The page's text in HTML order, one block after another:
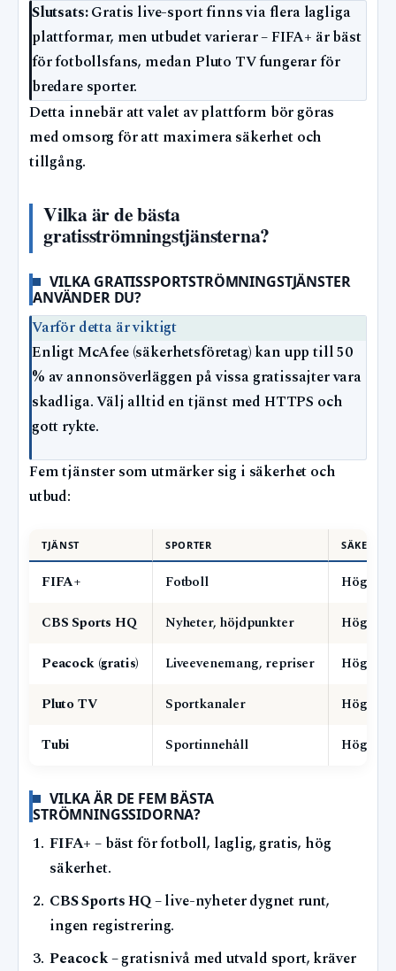
Slutsats:Gratis live-sport finns via flera lagliga
plattformar, men utbudet varierar – FIFA+ är bäst
för fotbollsfans, medan Pluto TV fungerar för
bredare sporter.
Detta innebär att valet av plattform bör göras
med omsorg för att maximera säkerhet och
tillgång.
Vilka är de bästa
gratisströmningstjänsterna?
VILKA GRATISSPORTSTRÖMNINGSTJÄNSTER
ANVÄNDER DU?
Varför detta är viktigt
Enligt McAfee (säkerhetsföretag) kan upp till 50
% av annonsöverläggen på vissa gratissajter vara
skadliga. Välj alltid en tjänst med HTTPS och
gott rykte.
Fem tjänster som utmärker sig i säkerhet och
utbud:
TJÄNST SPORTER SÄKERHET
FIFA+ Fotboll
Hög
CBS Sports HQ
Nyheter, höjdpunkter
Hög
Peacock (gratis)
Liveevenemang, repriser
Hög
Pluto TV
Sportkanaler
Hög
Tubi
Sportinnehåll Hög
VILKA ÄR DE FEM BÄSTA
STRÖMNINGSSIDORNA?
FIFA+ – bäst för fotboll, laglig, gratis, hög
säkerhet.
CBS Sports HQ– live-nyheter dygnet runt,
ingen registrering.
Peacock– gratisnivå med utvald sport, kräver